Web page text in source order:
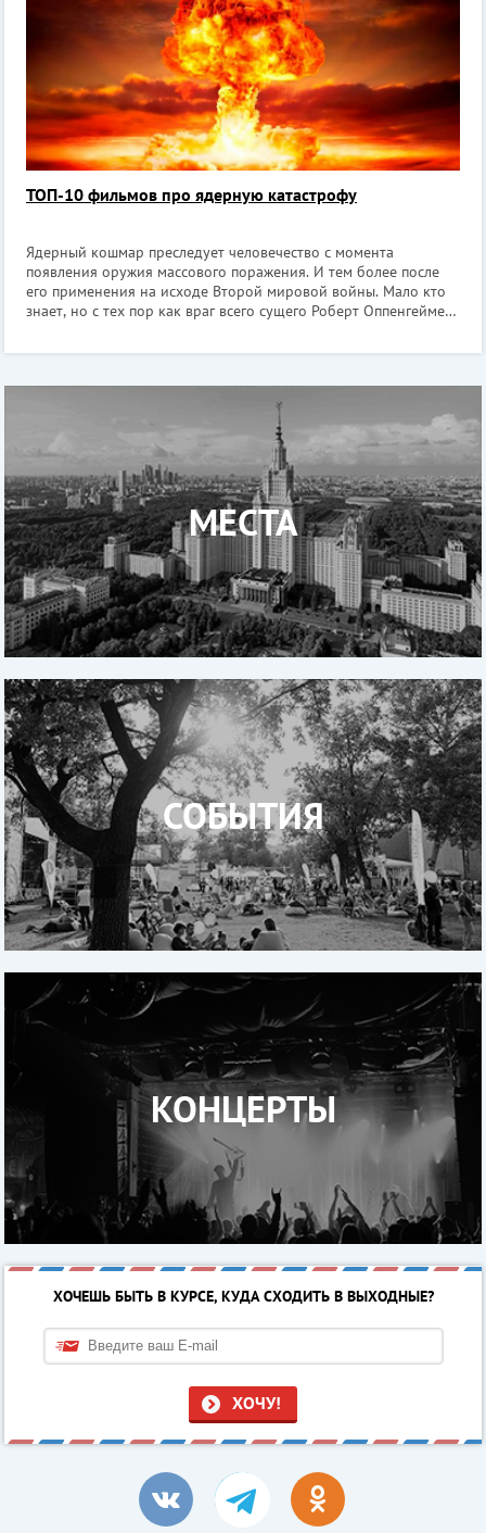
ТОП-10 фильмов про ядерную катастрофу
Ядерный кошмар преследует человечество с момента
появления оружия массового поражения. И тем более после
его применения на исходе Второй мировой войны. Мало кто
знает, но с тех пор как враг всего сущего Роберт Оппенгеймер
волоске от ядерного ап
МЕСТА
СОБЫТИЯ
КОНЦЕРТЫ
ХОЧЕШЬ БЫТЬ В КУРСЕ, КУДА СХОДИТЬ В ВЫХОДНЫЕ?
ХОЧУ!